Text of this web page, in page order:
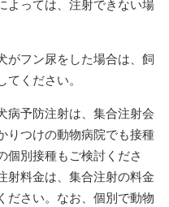
よっては、注射できない場
がフン尿をした場合は、飼
ください。
病予防注射は、集合注射会
りつけの動物病院でも接種
個別接種もご検討くださ
射料金は、集合注射の料金
ださい。なお、個別で動物